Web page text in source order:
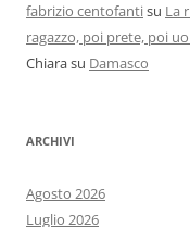
fabrizio centofantisu La
ragazzo, poi prete, poi
Chiarasu Damasco
ARCHIVI
Agosto 2026
Luglio 2026